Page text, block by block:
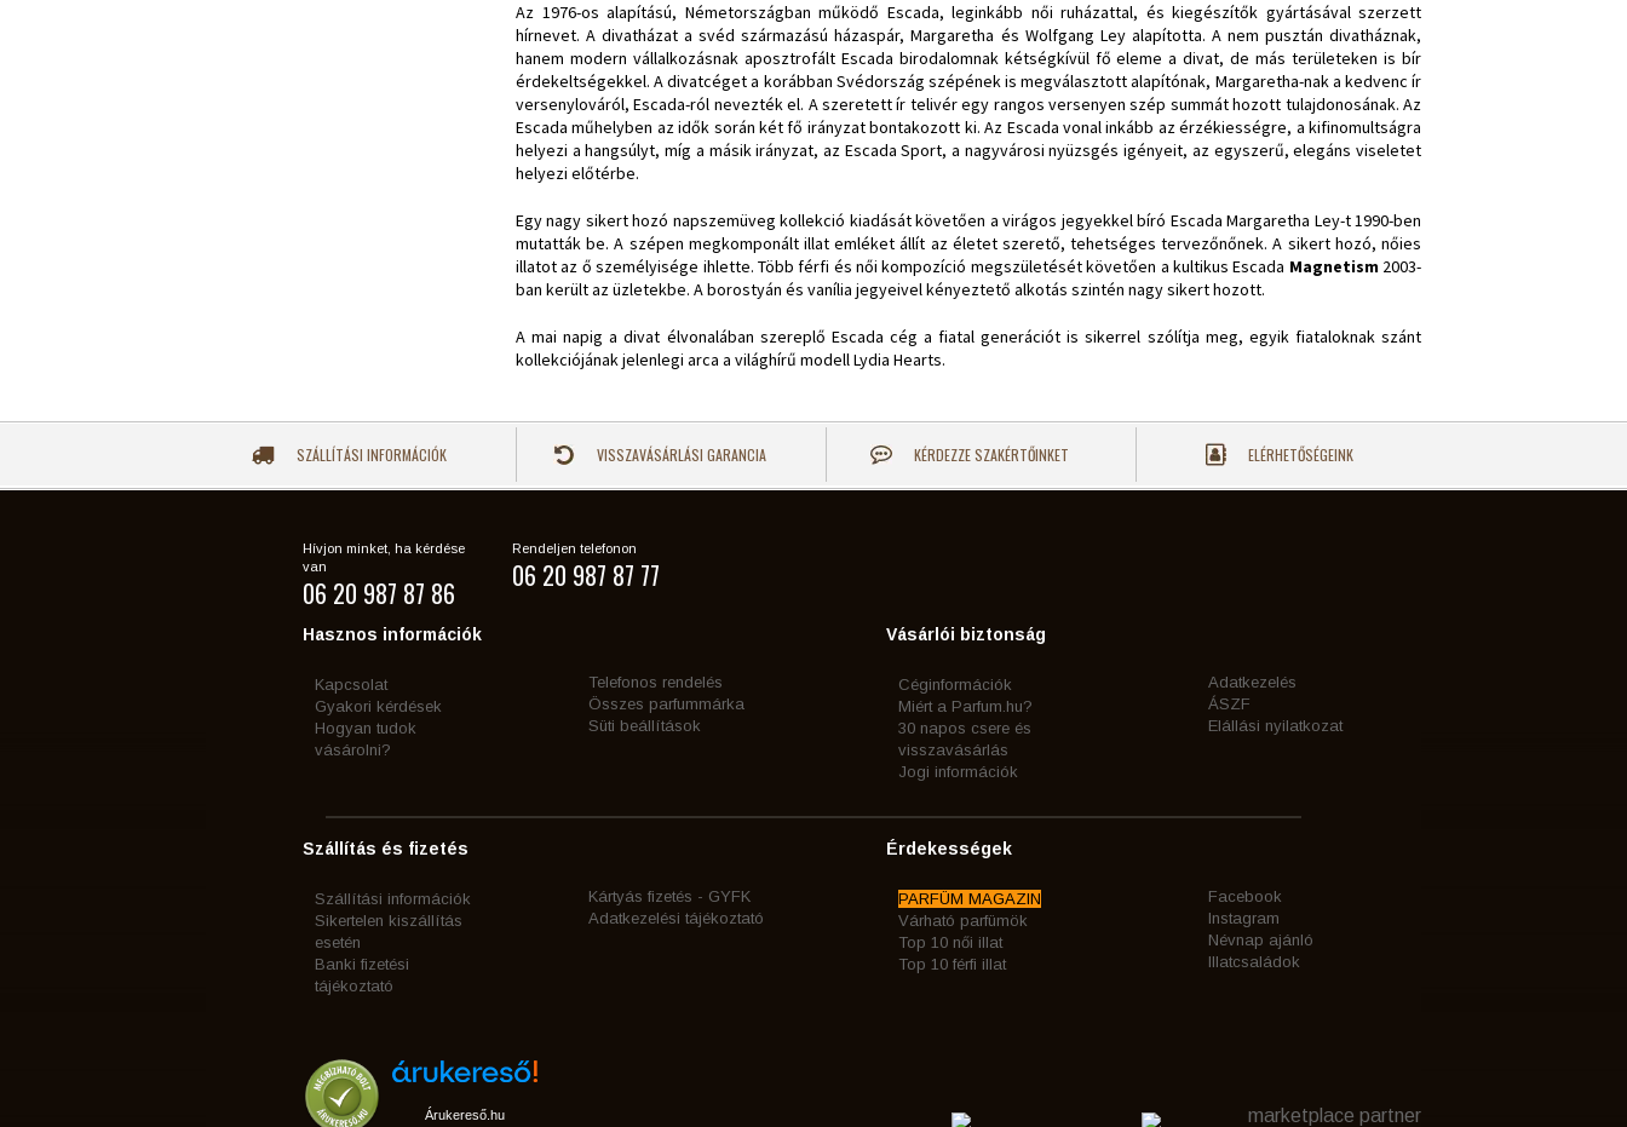
Az 1976-os alapítású, Németországban működő Escada, leginkább női ruházattal, és kiegészítők gyártásával szerzett
hírnevet. A divatházat a svéd származású házaspár, Margaretha és Wolfgang Ley alapította. A nem pusztán divatháznak,
hanem modern vállalkozásnak aposztrofált Escada birodalomnak kétségkívül fő eleme a divat, de más területeken is bír
érdekeltségekkel. A divatcéget a korábban Svédország szépének is megválasztott alapítónak, Margaretha-nak a kedvenc ír
versenylováról, Escada-ról nevezték el. A szeretett ír telivér egy rangos versenyen szép summát hozott tulajdonosának. Az
Escada műhelyben az idők során két fő irányzat bontakozott ki. Az Escada vonal inkább az érzékiességre, a kifinomultságra
helyezi a hangsúlyt, míg a másik irányzat, az Escada Sport, a nagyvárosi nyüzsgés igényeit, az egyszerű, elegáns viseletet
helyezi előtérbe.
Egy nagy sikert hozó napszemüveg kollekció kiadását követően a virágos jegyekkel bíró Escada Margaretha Ley-t 1990-ben
mutatták be. A szépen megkomponált illat emléket állít az életet szerető, tehetséges tervezőnőnek. A sikert hozó, nőies
illatot az ő személyisége ihlette. Több férfi és női kompozíció megszületését követően a kultikus Escada Magnetism2003-
ban került az üzletekbe. A borostyán és vanília jegyeivel kényeztető alkotás szintén nagy sikert hozott.
A mai napig a divat élvonalában szereplő Escada cég a fiatal generációt is sikerrel szólítja meg, egyik fiataloknak szánt
kollekciójának jelenlegi arca a világhírű modell Lydia Hearts.
SZÁLLÍTÁSI INFORMÁCIÓK VISSZAVÁSÁRLÁSI GARANCIA KÉRDEZZE SZAKÉRTŐINKET ELÉRHETŐSÉGEINK
Hívjon minket, ha kérdése
van
06 20 987 87 86
Rendeljen telefonon
06 20 987 87 77
Hasznos információk
Kapcsolat
Gyakori kérdések
Hogyan tudok
vásárolni?
Telefonos rendelés
Összes parfummárka
Süti beállítások
Vásárlói biztonság
Céginformációk
Miért a Parfum.hu?
30 napos csere és
visszavásárlás
Jogi információk
Adatkezelés
ÁSZF
Elállási nyilatkozat
Szállítás és fizetés
Szállítási információk
Sikertelen kiszállítás
esetén
Banki fizetési
tájékoztató
Kártyás fizetés - GYFK
Adatkezelési tájékoztató
Érdekességek
PARFÜM MAGAZIN
Várható parfümök
Top 10 női illat
Top 10 férfi illat
Facebook
Instagram
Névnap ajánló
Illatcsaládok
Árukereső.hu marketplace partner